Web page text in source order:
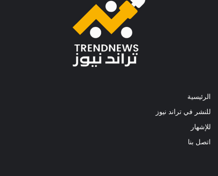
الرئيسية
للنشر في تراند نيوز
للإشهار
اتصل بنا